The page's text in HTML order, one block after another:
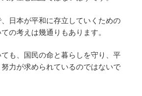
日本が平和に存立していくための
の考えは幾通りもあります。
も、国民の命と暮らしを守り、平
力が求められているのではないで